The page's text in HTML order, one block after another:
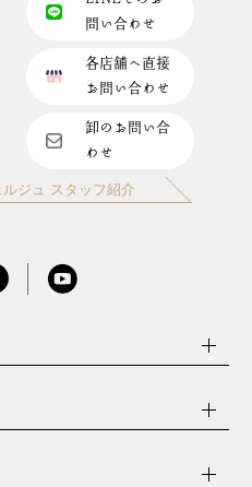
問い合わせ
各店舗へ直接
お問い合わせ
卸のお問い合
わせ
ルジュ スタッフ紹介